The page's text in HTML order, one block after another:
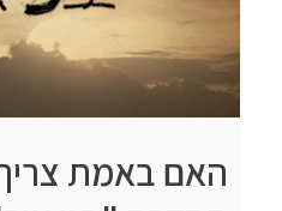
האם באמת